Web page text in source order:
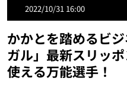
2022/10/31 16:00
かかとを踏めるビ
ガル」最新スリッ
使える万能選手！